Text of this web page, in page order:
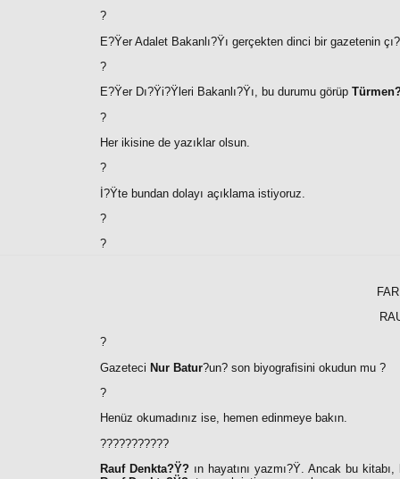
?
E?Ÿer Adalet Bakanlı?Ÿı gerçekten dinci bir gazetenin
?
E?Ÿer Dı?Ÿi?Ÿleri Bakanlı?Ÿı, bu durumu görüp
?
Her ikisine de yazıklar olsun.
?
İ?Ÿte bundan dolayı açıklama istiyoruz.
?
?
?
Gazeteci Nur Batur?un? son biyografisini okudun mu ?
?
Henüz okumadınız ise, hemen edinmeye bakın.
???????????
Rauf Denkta?Ÿ? ın hayatını yazmı?Ÿ. Ancak bu